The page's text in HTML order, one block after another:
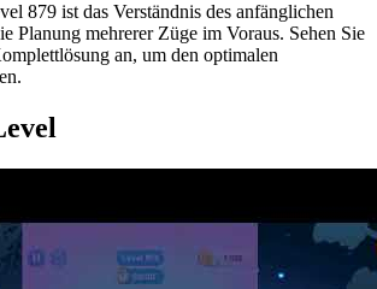
879 ist das Verständnis des anfänglichen
Planung mehrerer Züge im Voraus. Sehen Sie
an, um den optimalen